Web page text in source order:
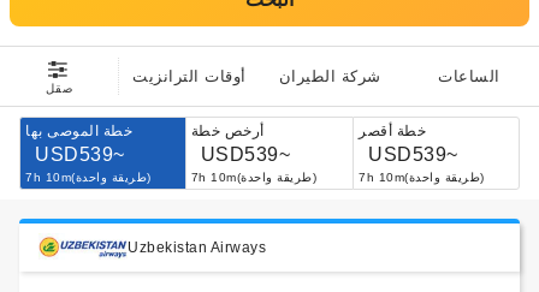
صقل
أوقات الترانزيت شركة الطيران الساعات
خطة الموصى بها
USD539~
7h 10m(طريقة واحدة)
أرخص خطة
USD539~
7h 10m(طريقة واحدة)
خطة أقصر
USD539~
7h 10m(طريقة واحدة)
Uzbekistan Airways